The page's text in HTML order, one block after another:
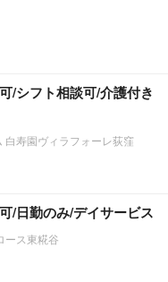
/シフト相談可/介護付き
寿園ヴィラフォーレ荻窪
/日勤のみ/デイサービス
ース東糀谷